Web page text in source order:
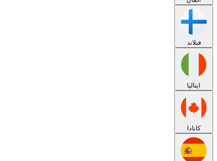
فنلاند
ایتالیا
کانادا